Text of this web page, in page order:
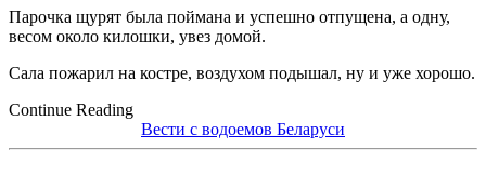
Парочка щурят была поймана и успешно отпущена, а одну,
весом около килошки, увез домой.
Сала пожарил на костре, воздухом подышал, ну и уже хорошо.
Continue Reading
Вести с водоемов Беларуси